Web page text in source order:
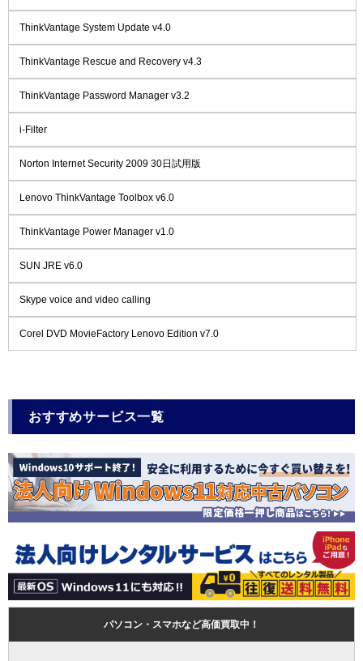
ThinkVantage System Update v4.0
ThinkVantage Rescue and Recovery v4.3
ThinkVantage Password Manager v3.2
i-Filter
Norton Internet Security 2009 30日試用版
Lenovo ThinkVantage Toolbox v6.0
ThinkVantage Power Manager v1.0
SUN JRE v6.0
Skype voice and video calling
Corel DVD MovieFactory Lenovo Edition v7.0
おすすめサービス一覧
パソコン・スマホなど高価買取中！